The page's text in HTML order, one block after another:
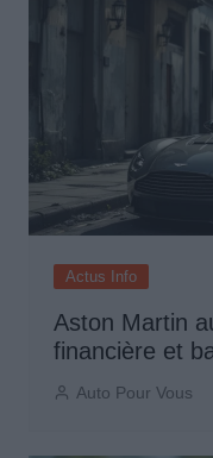
Actus Info
Aston Martin
financière et
Auto Pour Vous